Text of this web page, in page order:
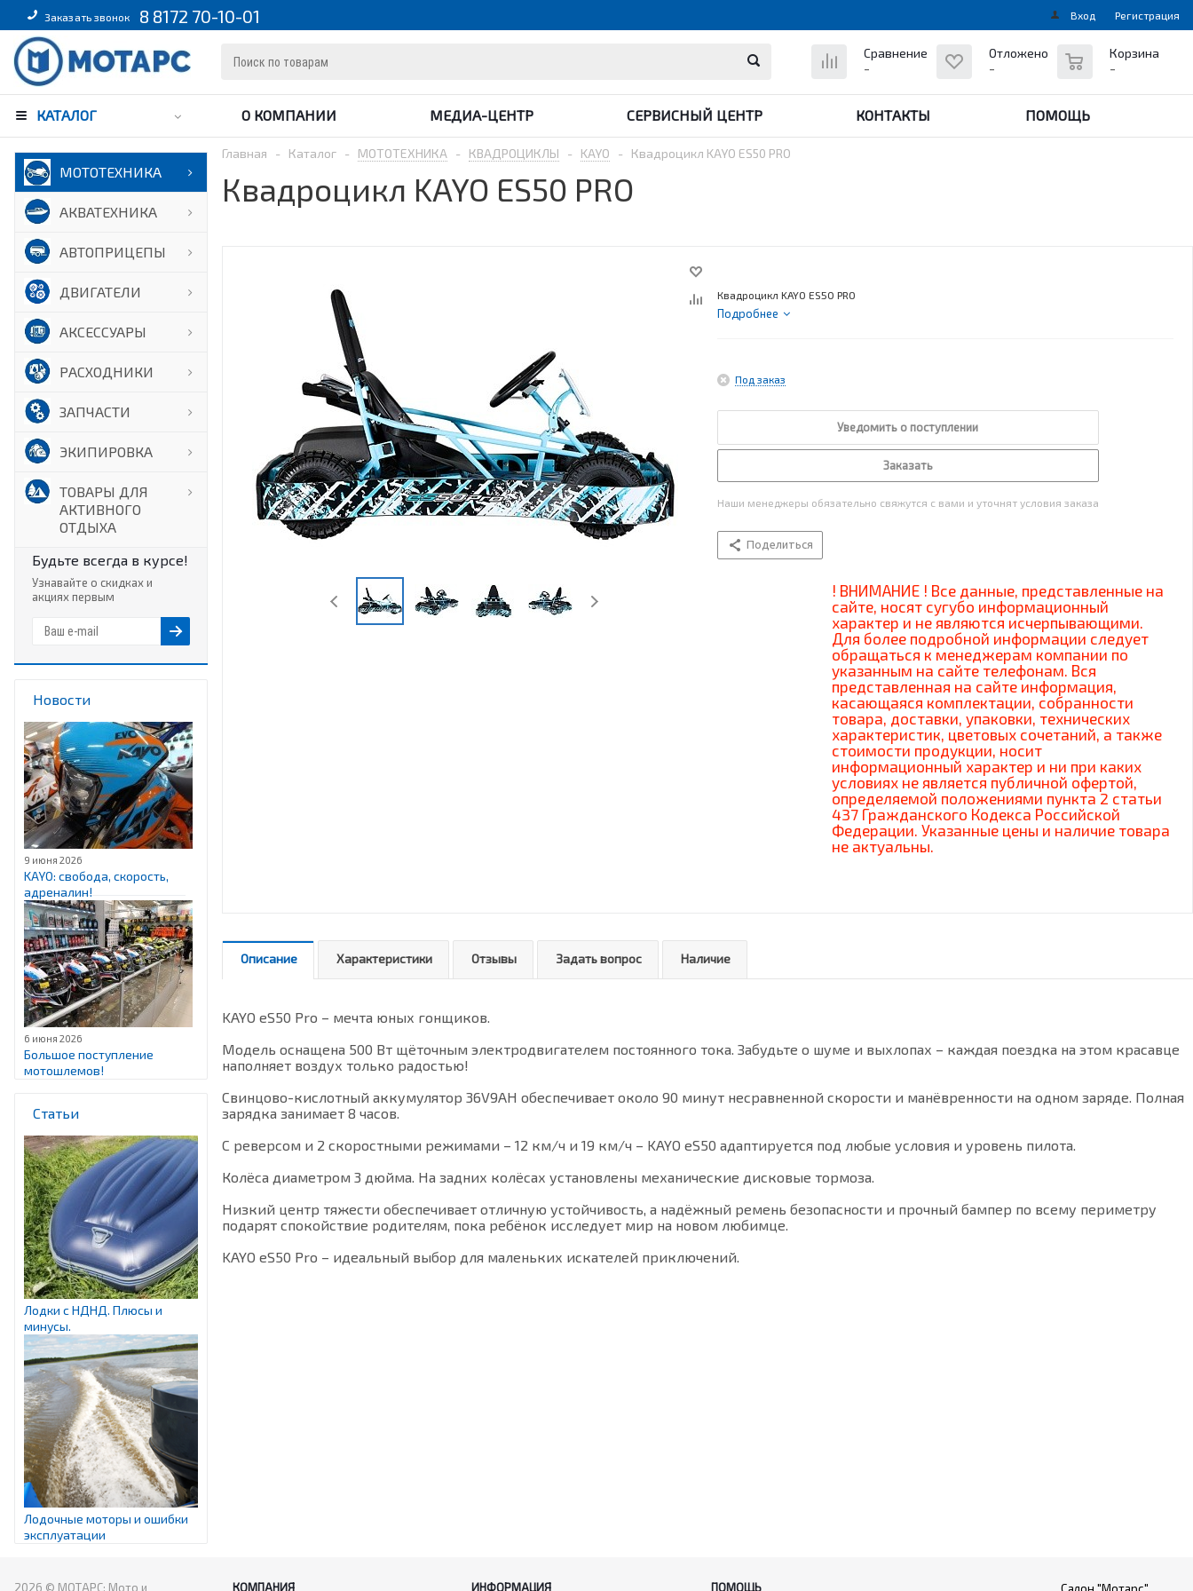
Заказать звонок 8 8172 70-10-01 Вход Регистрация
Сравнение
-
Отложено
-
Корзина
-
КАТАЛОГ О КОМПАНИИ МЕДИА-ЦЕНТР СЕРВИСНЫЙ ЦЕНТР КОНТАКТЫ ПОМОЩЬ
МОТОТЕХНИКА
АКВАТЕХНИКА
АВТОПРИЦЕПЫ
ДВИГАТЕЛИ
АКСЕССУАРЫ
РАСХОДНИКИ
ЗАПЧАСТИ
ЭКИПИРОВКА
ТОВАРЫ ДЛЯ
АКТИВНОГО
ОТДЫХА
Будьте всегда в курсе!
Узнавайте о скидках и
акциях первым
Новости
9 июня 2026
KAYO: свобода, скорость,
адреналин!
6 июня 2026
Большое поступление
мотошлемов!
Статьи
Лодки с НДНД. Плюсы и
минусы.
Лодочные моторы и ошибки
эксплуатации
Главная - Каталог - МОТОТЕХНИКА - КВАДРОЦИКЛЫ - KAYO - Квадроцикл KAYO ES50 PRO
Квадроцикл KAYO ES50 PRO
Квадроцикл KAYO ES50 PRO
Подробнее
Под заказ
Уведомить о поступлении
Заказать
Наши менеджеры обязательно свяжутся с вами и уточнят условия заказа
Поделиться
! ВНИМАНИЕ ! Все данные, представленные на
сайте, носят сугубо информационный
характер и не являются исчерпывающими.
Для более подробной информации следует
обращаться к менеджерам компании по
указанным на сайте телефонам. Вся
представленная на сайте информация,
касающаяся комплектации, собранности
товара, доставки, упаковки, технических
характеристик, цветовых сочетаний, а также
стоимости продукции, носит
информационный характер и ни при каких
условиях не является публичной офертой,
определяемой положениями пункта 2 статьи
437 Гражданского Кодекса Российской
Федерации. Указанные цены и наличие товара
не актуальны.
Описание Характеристики Отзывы Задать вопрос Наличие
KAYO eS50 Pro – мечта юных гонщиков.
Модель оснащена 500 Вт щёточным электродвигателем постоянного тока. Забудьте о шуме и выхлопах – каждая поездка на этом красавце
наполняет воздух только радостью!
Свинцово-кислотный аккумулятор 36V9AH обеспечивает около 90 минут несравненной скорости и манёвренности на одном заряде. Полная
зарядка занимает 8 часов.
С реверсом и 2 скоростными режимами – 12 км/ч и 19 км/ч – KAYO eS50 адаптируется под любые условия и уровень пилота.
Колёса диаметром 3 дюйма. На задних колёсах установлены механические дисковые тормоза.
Низкий центр тяжести обеспечивает отличную устойчивость, а надёжный ремень безопасности и прочный бампер по всему периметру
подарят спокойствие родителям, пока ребёнок исследует мир на новом любимце.
KAYO eS50 Pro – идеальный выбор для маленьких искателей приключений.
2026 © МОТАРС: Мото и КОМПАНИЯ ИНФОРМАЦИЯ ПОМОЩЬ